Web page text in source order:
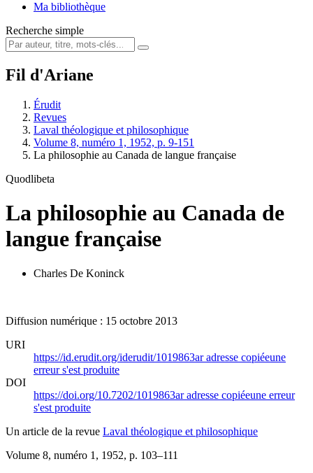
Ma bibliothèque
Recherche simple
Fil d'Ariane
Érudit
Revues
Laval théologique et philosophique
Volume 8, numéro 1, 1952, p. 9-151
La philosophie au Canada de langue française
Quodlibeta
La philosophie au Canada de
langue française
Charles De Koninck
Diffusion numérique : 15 octobre 2013
URI
https://id.erudit.org/iderudit/1019863aradresse copiéeune
erreur s'est produite
DOI
https://doi.org/10.7202/1019863aradresse copiéeune erreur
s'est produite
Un article de la revue Laval théologique et philosophique
Volume 8, numéro 1, 1952, p. 103–111